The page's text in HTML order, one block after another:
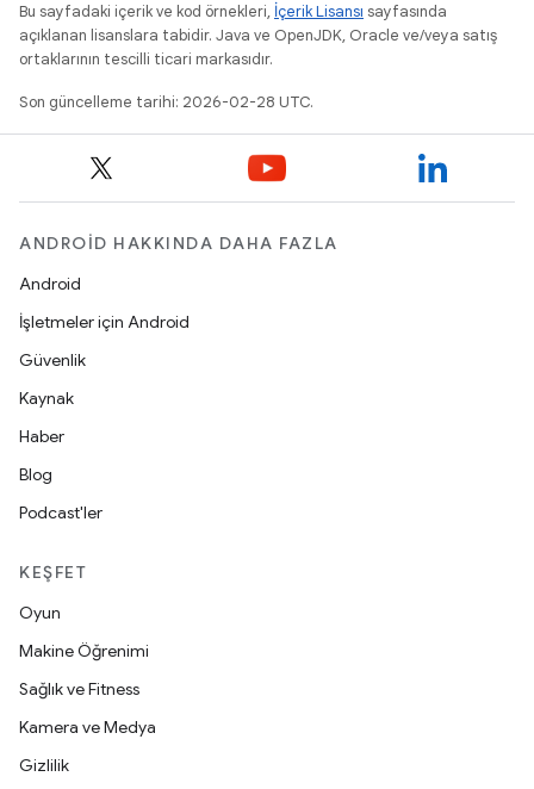
Bu sayfadaki içerik ve kod örnekleri, İçerik Lisansı sayfasında
açıklanan lisanslara tabidir. Java ve OpenJDK, Oracle ve/veya satış
ortaklarının tescilli ticari markasıdır.
Son güncelleme tarihi: 2026-02-28 UTC.
ANDROID HAKKINDA DAHA FAZLA
Android
İşletmeler için Android
Güvenlik
Kaynak
Haber
Blog
Podcast'ler
KEŞFET
Oyun
Makine Öğrenimi
Sağlık ve Fitness
Kamera ve Medya
Gizlilik